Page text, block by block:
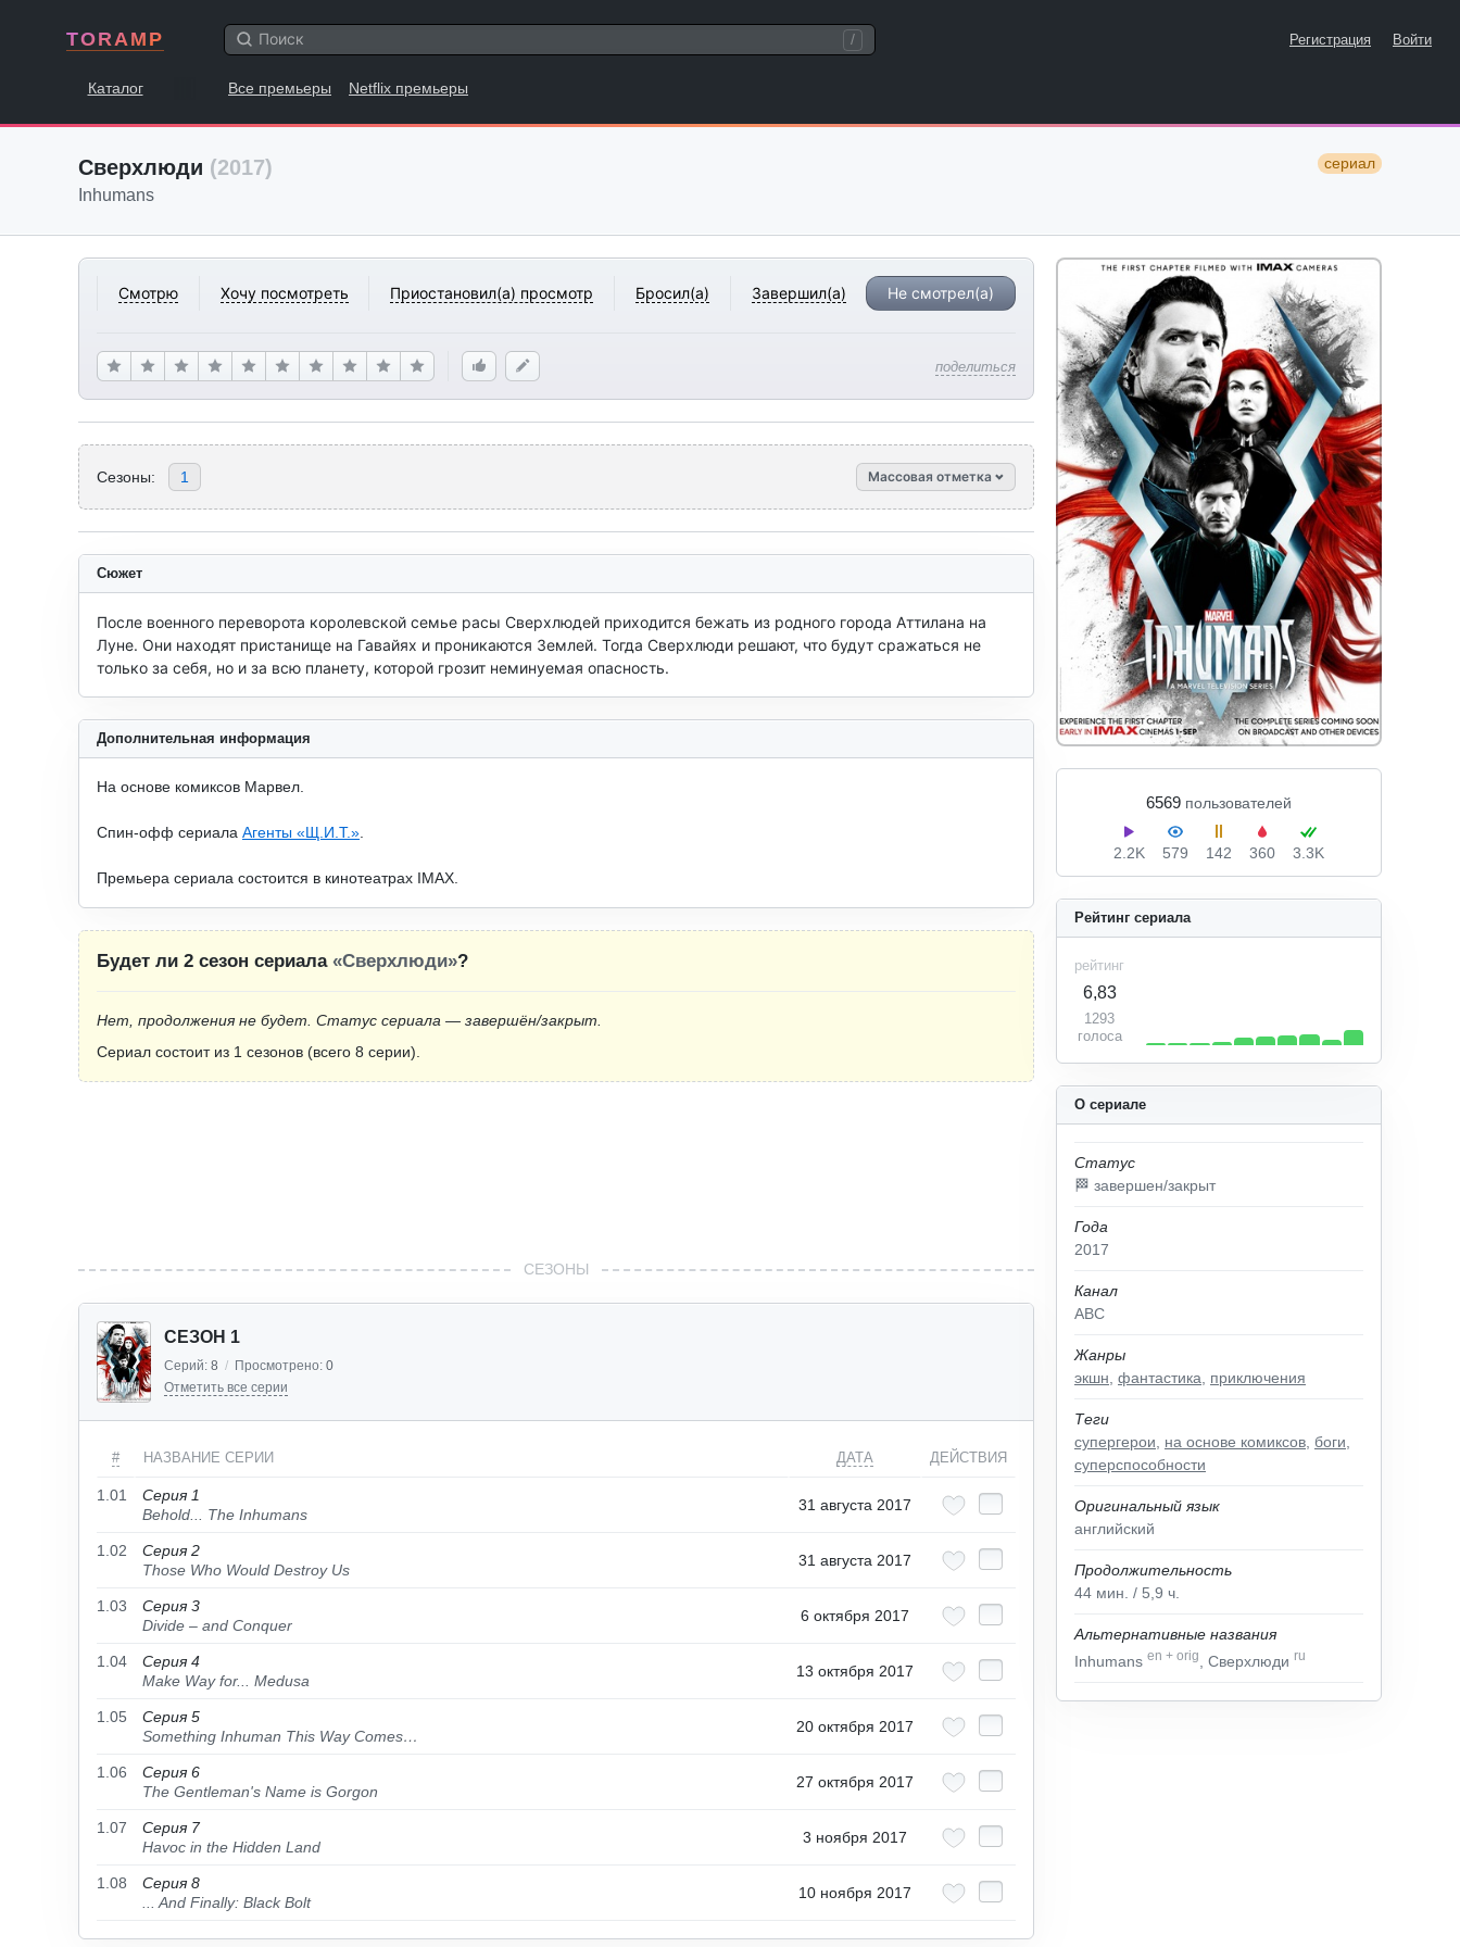
TORAMP / Регистрация Войти
Каталог Все премьеры Netflix премьеры
Сверхлюди (2017) сериал
Inhumans
Смотрю Хочу посмотреть Приостановил(а) просмотр Бросил(а) Завершил(а) Не смотрел(а)
поделиться
6569 пользователей
2.2K 579 142 360 3.3K
Сезоны: 1 Массовая отметка
О сериале
Статус
🏁 завершен/закрыт
Года
2017
Канал
ABC
Жанры
экшн фантастика приключения
Теги
супергерои
на основе комиксов боги
суперспособности
Оригинальный язык
английский
Продолжительность
44 мин. / 5,9 ч.
Альтернативные названия
Inhumans en + orig , Сверхлюди ru
Рейтинг сериала
рейтинг
6,83
1293
голоса
Сюжет
После военного переворота королевской семье расы Сверхлюдей приходится бежать из родного города Аттилана на
Луне. Они находят пристанище на Гавайях и проникаются Землей. Тогда Сверхлюди решают, что будут сражаться не
только за себя, но и за всю планету, которой грозит неминуемая опасность.
Дополнительная информация
На основе комиксов Марвел.
Спин-офф сериала Агенты «Щ.И.Т.»
Премьера сериала состоится в кинотеатрах IMAX.
Будет ли 2 сезон сериала «Сверхлюди»?
Нет, продолжения не будет. Статус сериала — завершён/закрыт.
Сериал состоит из 1 сезонов (всего 8 серии).
СЕЗОНЫ
СЕЗОН 1
Серий: 8 / Просмотрено: 0
Отметить все серии
# НАЗВАНИЕ СЕРИИ ДАТА ДЕЙСТВИЯ
1.01
Серия 1
Behold... The Inhumans
31 августа 2017
1.02
Серия 2
Those Who Would Destroy Us
31 августа 2017
1.03
Серия 3
Divide – and Conquer
6 октября 2017
1.04
Серия 4
Make Way for... Medusa
13 октября 2017
1.05
Серия 5
Something Inhuman This Way Comes…
20 октября 2017
1.06
Серия 6
The Gentleman's Name is Gorgon
27 октября 2017
1.07
Серия 7
Havoc in the Hidden Land
3 ноября 2017
1.08
Серия 8
... And Finally: Black Bolt
10 ноября 2017